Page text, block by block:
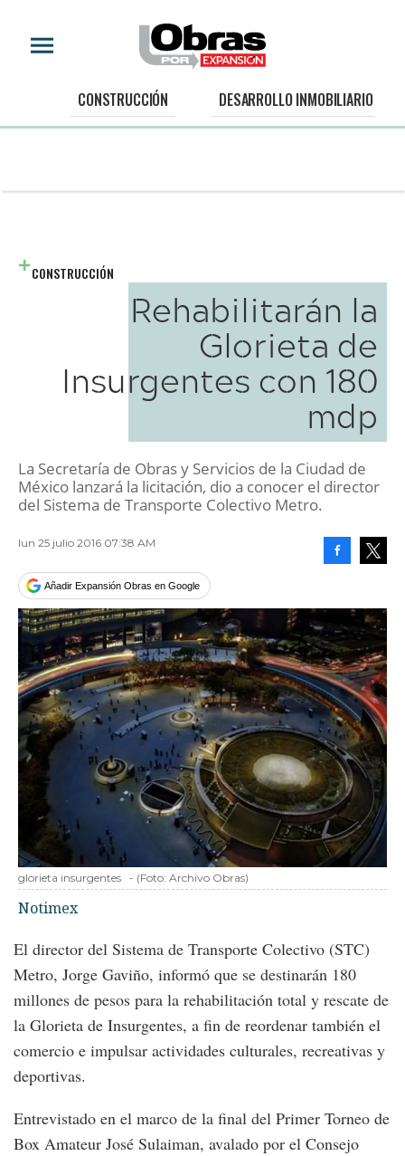
CONSTRUCCIÓN DESARROLLO INMOBILIARIO
CONSTRUCCIÓN
Rehabilitarán la
Glorieta de
Insurgentes con 180
mdp
La Secretaría de Obras y Servicios de la Ciudad de
México lanzará la licitación, dio a conocer el director
del Sistema de Transporte Colectivo Metro.
lun 25 julio 2016 07:38 AM
Añadir Expansión Obras en Google
glorieta insurgentes - (Foto: Archivo Obras)
Notimex
El director del Sistema de Transporte Colectivo (STC)
Metro, Jorge Gaviño, informó que se destinarán 180
millones de pesos para la rehabilitación total y rescate de
la Glorieta de Insurgentes, a fin de reordenar también el
comercio e impulsar actividades culturales, recreativas y
deportivas.
Entrevistado en el marco de la final del Primer Torneo de
Box Amateur José Sulaiman, avalado por el Consejo